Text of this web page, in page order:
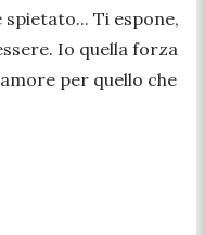
Ti espone,
Io quella forza
per quello che